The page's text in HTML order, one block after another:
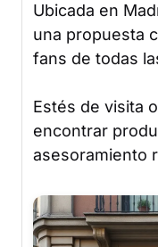
Ubicada en
una propuesta
fans de todas
Estés de visita
encontrar
asesoramiento